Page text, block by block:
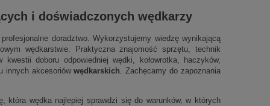
i doświadczonych wędkarzy
doradztwo. Wykorzystujemy wiedzę wynikającą
wędkarstwie. Praktyczna znajomość sprzętu, technik
doboru odpowiedniej wędki, kołowrotka, haczyków,
innych akcesoriówwędkarskich. Zachęcamy do zapoznania
która wędka najlepiej sprawdzi się do warunków, w których